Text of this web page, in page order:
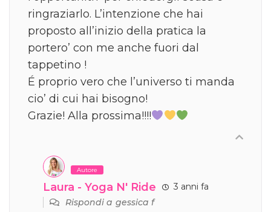
ringraziarlo. L’intenzione che hai
proposto all’inizio della pratica la
portero’ con me anche fuori dal
tappetino !
É proprio vero che l’universo ti manda
cio’ di cui hai bisogno!
Grazie! Alla prossima!!!!
Autore
Laura - Yoga N' Ride
3 anni fa
Rispondi agessica f